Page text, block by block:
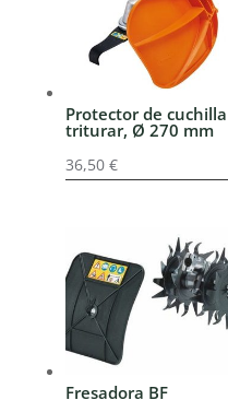
Protector de cuchilla
triturar, Ø 270 mm
36,50 €
Fresadora BF